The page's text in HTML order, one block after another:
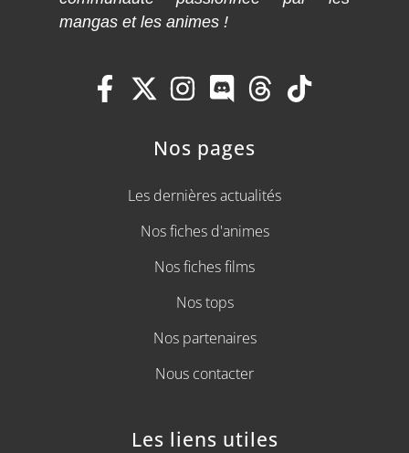
mangas et les animes !
Nos pages
Les dernières actualités
Nos fiches d'animes
Nos fiches films
Nos tops
Nos partenaires
Nous contacter
Les liens utiles